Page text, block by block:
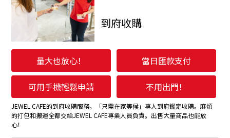
到府收購
量大也放心！ 當日匯款支付
可用手機輕鬆申請 不用出門！
JEWEL CAFE的到府收購服務，「只需在家等候」專人到府鑑定收購。麻煩
的打包和搬運全都交給JEWEL CAFE專業人員負責。出售大量商品也能放
心！